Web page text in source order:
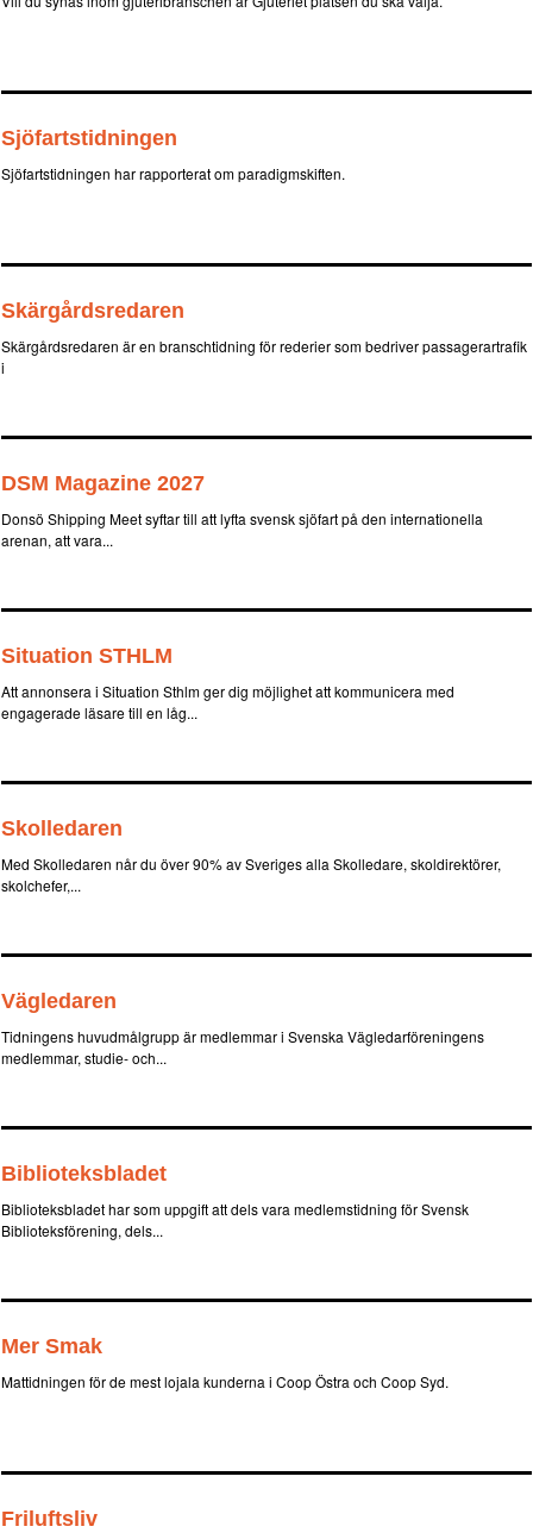
Sjöfartstidningen
Sjöfartstidningen har rapporterat om paradigmskiften.
Skärgårdsredaren
Skärgårdsredaren är en branschtidning för rederier som bedriver passagerartrafik
i
DSM Magazine 2027
Donsö Shipping Meet syftar till att lyfta svensk sjöfart på den internationella
arenan, att vara...
Situation STHLM
Att annonsera i Situation Sthlm ger dig möjlighet att kommunicera med
engagerade läsare till en låg...
Skolledaren
Med Skolledaren når du över 90% av Sveriges alla Skolledare, skoldirektörer,
skolchefer,...
Vägledaren
Tidningens huvudmålgrupp är medlemmar i Svenska Vägledarföreningens
medlemmar, studie- och...
Biblioteksbladet
Biblioteksbladet har som uppgift att dels vara medlemstidning för Svensk
Biblioteksförening, dels...
Mer Smak
Mattidningen för de mest lojala kunderna i Coop Östra och Coop Syd.
Friluftsliv